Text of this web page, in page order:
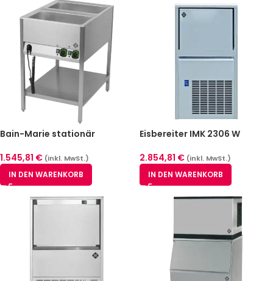
Bain-Marie stationär
2120
1.545,81 € (inkl. MwSt.)
IN DEN WARENKORB
Eisbereiter IMK 2306 W
2.854,81 € (inkl. MwSt.)
IN DEN WARENKORB